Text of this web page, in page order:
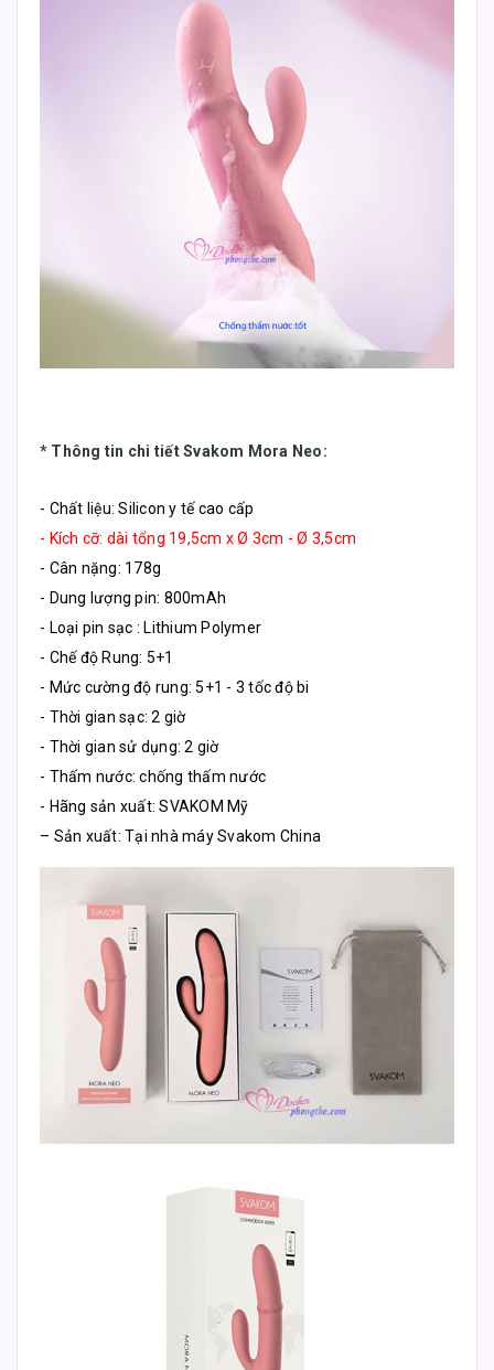
* Thông tin chi tiết Svakom Mora Neo:
- Chất liệu: Silicon y tế cao cấp
- Kích cỡ: dài tổng 19,5cm x Ø 3cm - Ø 3,5cm
- Cân nặng: 178g
- Dung lượng pin: 800mAh
- Loại pin sạc : Lithium Polymer
- Chế độ Rung: 5+1
- Mức cường độ rung: 5+1 - 3 tốc độ bi
- Thời gian sạc: 2 giờ
- Thời gian sử dụng: 2 giờ
- Thấm nước: chống thấm nước
- Hãng sản xuất: SVAKOM Mỹ
– Sản xuất: Tại nhà máy Svakom China